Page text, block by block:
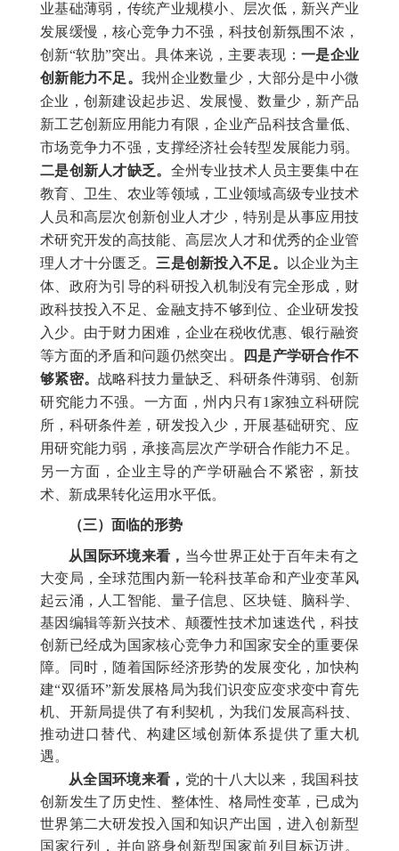
业基础薄弱，传统产业规模小、层次低，新兴产业
发展缓慢，核心竞争力不强，科技创新氛围不浓，
创新“软肋”突出。具体来说，主要表现： 一是企业
创新能力不足。我州企业数量少，大部分是中小微
企业，创新建设起步迟、发展慢、数量少，新产品
新工艺创新应用能力有限，企业产品科技含量低、
市场竞争力不强，支撑经济社会转型发展能力弱。
二是创新人才缺乏。 全州专业技术人员主要集中在
教育、卫生、农业等领域，工业领域高级专业技术
人员和高层次创新创业人才少，特别是从事应用技
术研究开发的高技能、高层次人才和优秀的企业管
理人才十分匮乏。 三是创新投入不足。
以企业为主
体、政府为引导的科研投入机制没有完全形成，财
政科技投入不足、金融支持不够到位、企业研发投
入少。由于财力困难，企业在税收优惠、银行融资
等方面的矛盾和问题仍然突出。
四是产学研合作不
够紧密。战略科技力量缺乏、科研条件薄弱、创新
研究能力不强。一方面，州内只有1家独立科研院
所，科研条件差，研发投入少，开展基础研究、应
用研究能力弱，承接高层次产学研合作能力不足。
另一方面，企业主导的产学研融合不紧密，新技
术、新成果转化运用水平低。
（三）面临的形势
从国际环境来看， 当今世界正处于百年未有之
大变局，全球范围内新一轮科技革命和产业变革风
起云涌，人工智能、量子信息、区块链、脑科学、
基因编辑等新兴技术、颠覆性技术加速迭代，科技
创新已经成为国家核心竞争力和国家安全的重要保
障。同时，随着国际经济形势的发展变化，加快构
建“双循环”新发展格局为我们识变应变求变中育先
机、开新局提供了有利契机，为我们发展高科技、
推动进口替代、构建区域创新体系提供了重大机
遇。
从全国环境来看， 党的十八大以来，我国科技
创新发生了历史性、整体性、格局性变革，已成为
世界第二大研发投入国和知识产出国，进入创新型
国家行列，并向跻身创新型国家前列目标迈进。